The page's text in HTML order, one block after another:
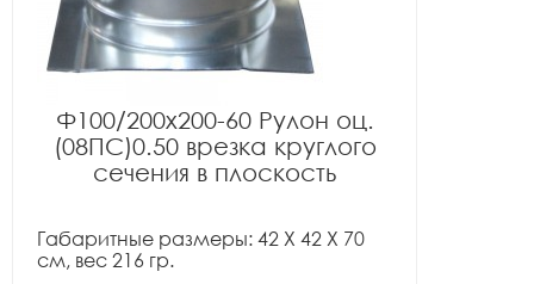
Ф100/200x200-60 Рулон оц.
(08ПС)0.50 врезка круглого
сечения в плоскость
Габаритные размеры: 42 X 42 X 70
см, вес 216 гр.